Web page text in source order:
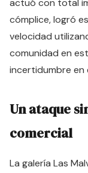
actuó con total
cómplice, logró
velocidad
comunidad en
incertidumbre en
Un ataque
comercial
La galería Las